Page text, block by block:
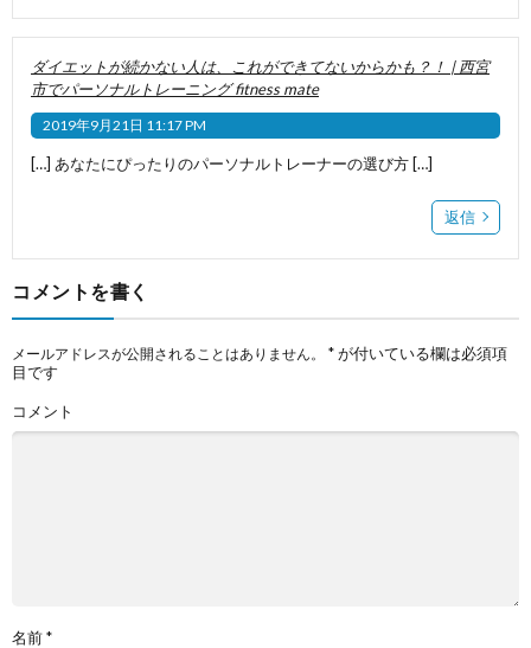
ダイエットが続かない人は、これができてないからかも？！ | 西宮
市でパーソナルトレーニング fitness mate
2019年9月21日 11:17 PM
[…] あなたにぴったりのパーソナルトレーナーの選び方 […]
返信
コメントを書く
メールアドレスが公開されることはありません。 *が付いている欄は必須項
目です
コメント
名前*